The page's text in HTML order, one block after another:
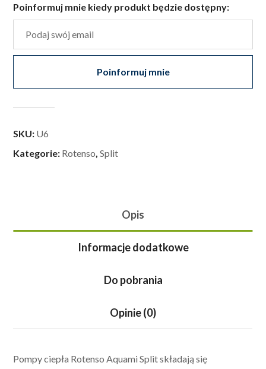
Poinformuj mnie kiedy produkt będzie dostępny:
Poinformuj mnie
SKU: U6
Kategorie: Rotenso ,Split
Opis
Informacje dodatkowe
Do pobrania
Opinie (0)
Pompy ciepła Rotenso Aquami Split składają się